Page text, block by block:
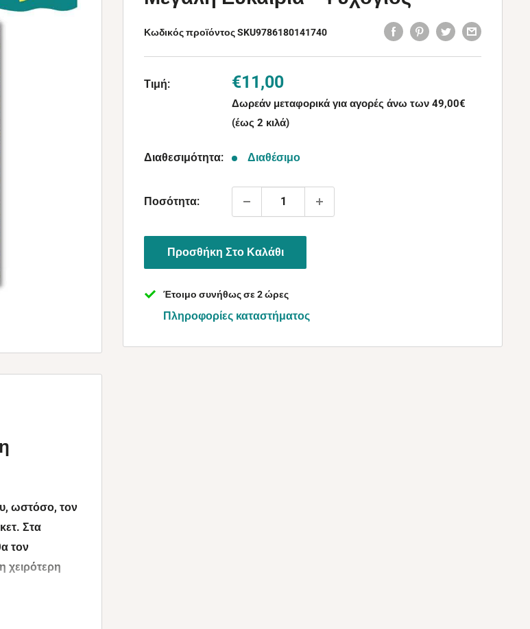
Κωδικός προϊόντος SKU9786180141740
Τιμή:
Τιμή
με
την
έκπτωση
€11,00
Δωρεάν μεταφορικά για αγορές άνω των 49,00€
(έως 2 κιλά)
Διαθεσιμότητα: Διαθέσιμο
Ποσότητα:
Προσθήκη Στο Καλάθι
Έτοιμο συνήθως σε 2 ώρες
Πληροφορίες καταστήματος
ωστόσο, τον
Στα
τον
χειρότερη